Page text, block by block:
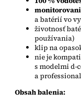
a batérií vo
životnosť
používania)
klip na
nie je
s modelmi d-
a
Obsah balenia: